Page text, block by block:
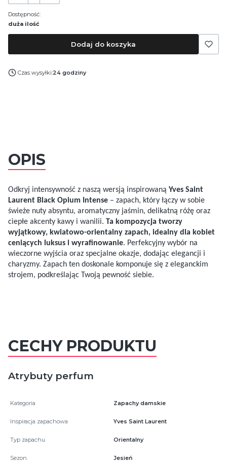
Dostępność:
duża ilość
Dodaj do koszyka
Czas wysyłki:24 godziny
OPIS
Odkryj intensywność z naszą wersją inspirowaną Yves Saint
Laurent Black Opium Intense – zapach, który łączy w sobie
świeże nuty absyntu, aromatyczny jaśmin, delikatną różę oraz
ciepłe akcenty kawy i wanilii. Ta kompozycja tworzy
wyjątkowy, kwiatowo-orientalny zapach, idealny dla kobiet
ceniących luksus i wyrafinowanie. Perfekcyjny wybór na
wieczorne wyjścia oraz specjalne okazje, dodając elegancji i
charyzmy. Zapach ten doskonale komponuje się z eleganckim
strojem, podkreślając Twoją pewność siebie.
CECHY PRODUKTU
Atrybuty perfum
Kategoria Zapachy damskie
Inspiracja zapachowa Yves Saint Laurent
Typ zapachu Orientalny
Sezon Jesień